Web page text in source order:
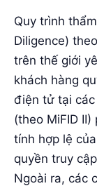
Quy trình
Diligence)
trên thế giới
khách hàng
điện tử tại
(theo MiFID
tính hợp lệ
quyền truy
Ngoài ra, các